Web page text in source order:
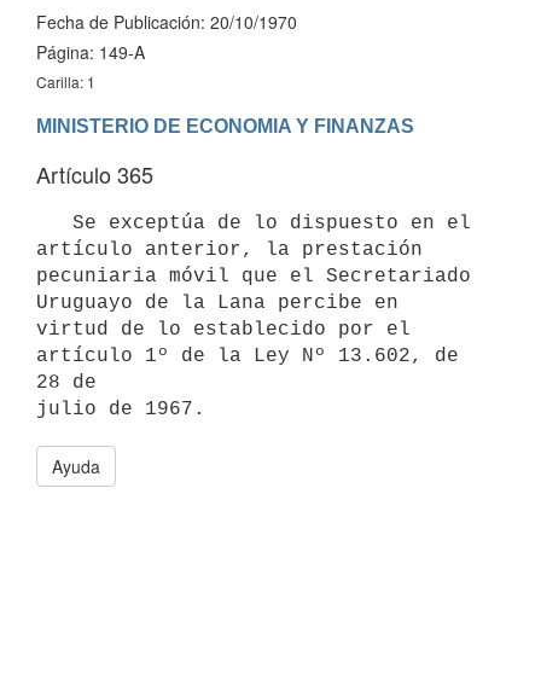
Fecha de Publicación: 20/10/1970
Página: 149-A
Carilla: 1
MINISTERIO DE ECONOMIA Y FINANZAS
Artículo 365
artículo anterior, la prestación
pecuniaria móvil que el Secretariado
Uruguayo de la Lana percibe en
virtud de lo establecido por el
artículo 1º de la Ley Nº 13.602, de
28 de
Ayuda